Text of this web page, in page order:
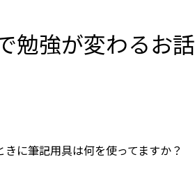
勉強が変わるお話
に筆記用具は何を使ってますか？